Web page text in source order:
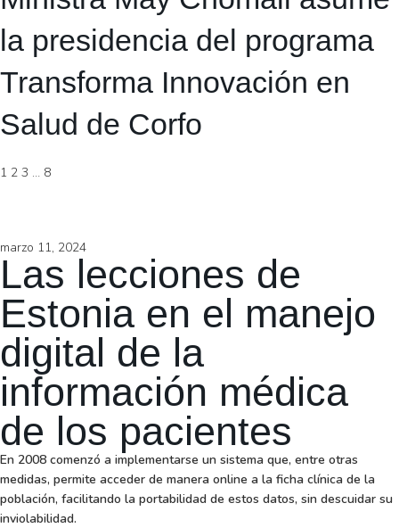
la presidencia del programa
Transforma Innovación en
Salud de Corfo
1 2 3 … 8
marzo 11, 2024
Las lecciones de
Estonia en el manejo
digital de la
información médica
de los pacientes
En 2008 comenzó a implementarse un sistema que, entre otras
medidas, permite acceder de manera online a la ficha clínica de la
población, facilitando la portabilidad de estos datos, sin descuidar su
inviolabilidad.